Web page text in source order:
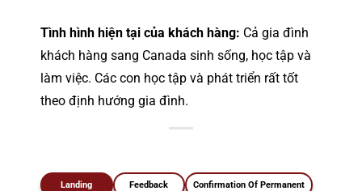
Tình hình hiện tại của khách hàng: Cả gia đình
khách hàng sang Canada sinh sống, học tập và
làm việc. Các con học tập và phát triển rất tốt
theo định hướng gia đình.
Landing Feedback Confirmation Of Permanent